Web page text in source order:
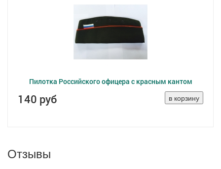
Пилотка Российского офицера с красным кантом
140 руб
Отзывы